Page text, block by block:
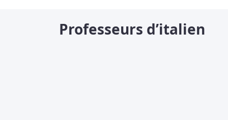
Professeurs d’italien